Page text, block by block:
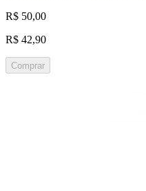
R$ 50,00
R$ 42,90
Comprar